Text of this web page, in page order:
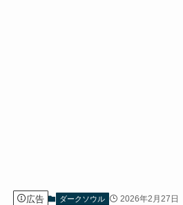
広告 ダークソウル 2026年2月27日